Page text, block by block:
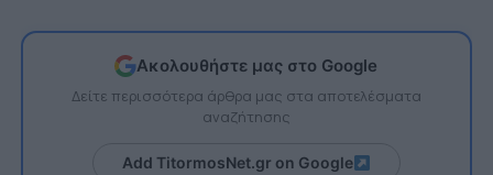
Ακολουθήστε μας στο Google
Δείτε περισσότερα άρθρα μας στα αποτελέσματα
αναζήτησης
Add TitormosNet.gr on Google